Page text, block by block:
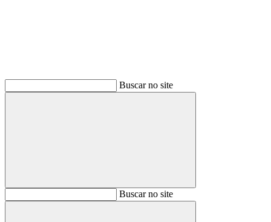
Buscar no site
BuscarBuscar no site